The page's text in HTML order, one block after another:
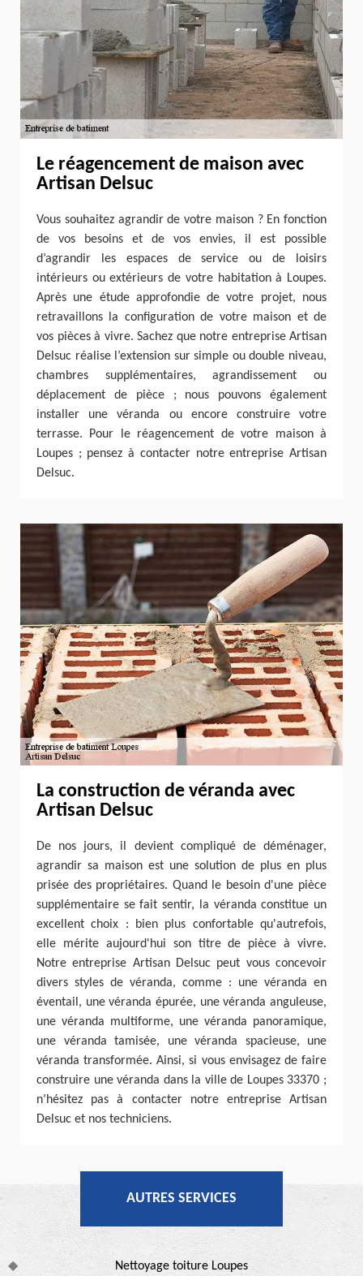
Le réagencement de maison avec
Artisan Delsuc
Vous souhaitez agrandir de votre maison ? En fonction
de vos besoins et de vos envies, il est possible
d’agrandir les espaces de service ou de loisirs
intérieurs ou extérieurs de votre habitation à Loupes.
Après une étude approfondie de votre projet, nous
retravaillons la configuration de votre maison et de
vos pièces à vivre. Sachez que notre entreprise Artisan
Delsuc réalise l’extension sur simple ou double niveau,
chambres supplémentaires, agrandissement ou
déplacement de pièce ; nous pouvons également
installer une véranda ou encore construire votre
terrasse. Pour le réagencement de votre maison à
Loupes ; pensez à contacter notre entreprise Artisan
Delsuc.
La construction de véranda avec
Artisan Delsuc
De nos jours, il devient compliqué de déménager,
agrandir sa maison est une solution de plus en plus
prisée des propriétaires. Quand le besoin d'une pièce
supplémentaire se fait sentir, la véranda constitue un
excellent choix : bien plus confortable qu'autrefois,
elle mérite aujourd'hui son titre de pièce à vivre.
Notre entreprise Artisan Delsuc peut vous concevoir
divers styles de véranda, comme : une véranda en
éventail, une véranda épurée, une véranda anguleuse,
une véranda multiforme, une véranda panoramique,
une véranda tamisée, une véranda spacieuse, une
véranda transformée. Ainsi, si vous envisagez de faire
construire une véranda dans la ville de Loupes 33370 ;
n’hésitez pas à contacter notre entreprise Artisan
Delsuc et nos techniciens.
AUTRES SERVICES
Nettoyage toiture Loupes